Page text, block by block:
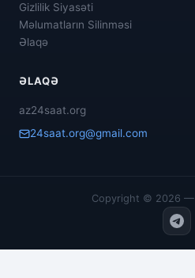
Gizlilik Siyasəti
Məlumatların Silinməsi
Əlaqə
ƏLAQƏ
az24saat.org
24saat.org@gmail.com
Copyright © 2026 —